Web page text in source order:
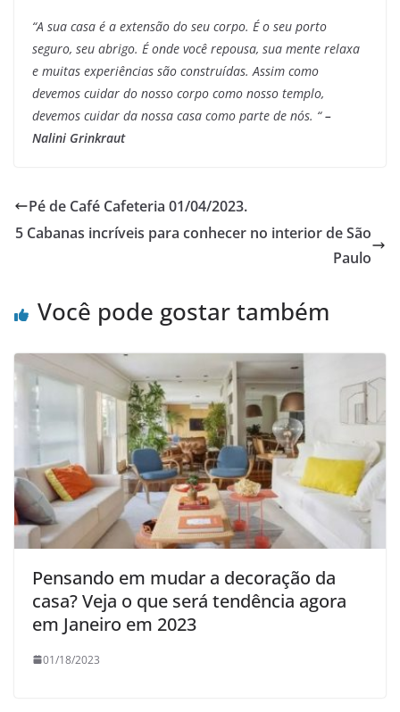
“A sua casa é a extensão do seu corpo. É o seu porto
seguro, seu abrigo. É onde você repousa, sua mente relaxa
e muitas experiências são construídas. Assim como
devemos cuidar do nosso corpo como nosso templo,
devemos cuidar da nossa casa como parte de nós. “–
Nalini Grinkraut
Pé de Café Cafeteria 01/04/2023.
5 Cabanas incríveis para conhecer no interior de São
Paulo
Você pode gostar também
Pensando em mudar a decoração da
casa? Veja o que será tendência agora
em Janeiro em 2023
01/18/2023